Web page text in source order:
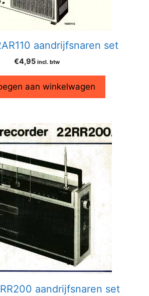
aandrijfsnaren set
€4,95 incl. btw
aan winkelwagen
aandrijfsnaren set